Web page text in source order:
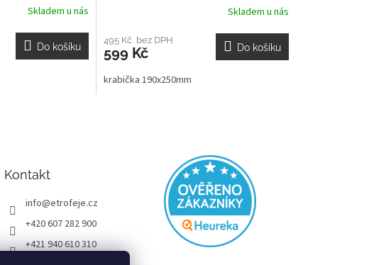
Skladem u nás
Do košíku
Skladem u nás
495 Kč bez DPH
599 Kč Do košíku
krabička 190x250mm
Kontakt
info@etrofeje.cz
+420 607 282 900
+421 940 610 310